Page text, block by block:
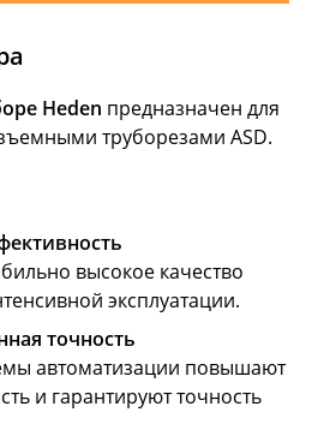
Heden предназначен для
труборезами ASD.
высокое качество
эксплуатации.
точность
автоматизации повышают
и гарантируют точность